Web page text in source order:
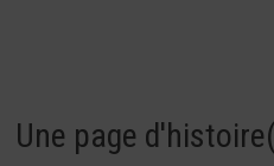
Une page